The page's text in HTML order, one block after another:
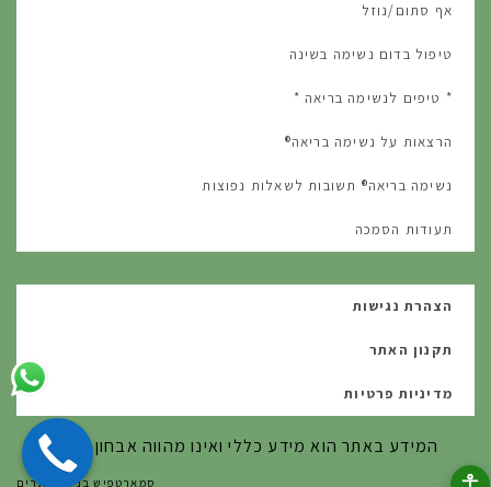
אף סתום/נוזל
טיפול בדום נשימה בשינה
* טיפים לנשימה בריאה *
הרצאות על נשימה בריאה®
נשימה בריאה® תשובות לשאלות נפוצות
תעודות הסמכה
הצהרת נגישות
תקנון האתר
מדיניות פרטיות
המידע באתר הוא מידע כללי ואינו מהווה אבחון אישי.
סמארטפיש בניית אתרים